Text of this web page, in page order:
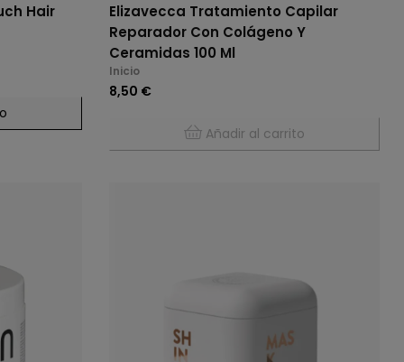
Hair
Elizavecca Tratamiento Capilar
Reparador Con Colágeno Y
Ceramidas 100 Ml
Inicio
8,50 €
Añadir al carrito